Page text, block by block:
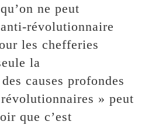
ne peut
révolutionnaire
les chefferies
la
causes profondes
» peut
que c’est